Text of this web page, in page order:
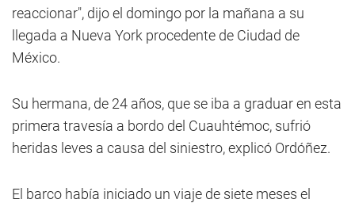
reaccionar", dijo el domingo por la mañana a su
llegada a Nueva York procedente de Ciudad de
México.
Su hermana, de 24 años, que se iba a graduar en esta
primera travesía a bordo del Cuauhtémoc, sufrió
heridas leves a causa del siniestro, explicó Ordóñez.
El barco había iniciado un viaje de siete meses el